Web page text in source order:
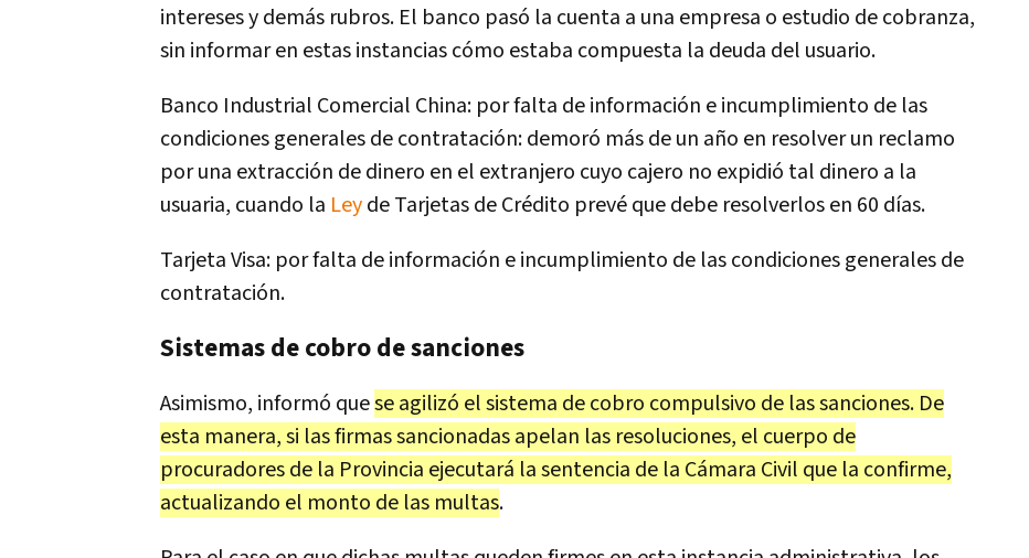
intereses y demás rubros. El banco pasó la cuenta a una empresa o estudio de cobranza,
sin informar en estas instancias cómo estaba compuesta la deuda del usuario.
Banco Industrial Comercial China: por falta de información e incumplimiento de las
condiciones generales de contratación: demoró más de un año en resolver un reclamo
por una extracción de dinero en el extranjero cuyo cajero no expidió tal dinero a la
usuaria, cuando la Leyde Tarjetas de Crédito prevé que debe resolverlos en 60 días.
Tarjeta Visa: por falta de información e incumplimiento de las condiciones generales de
contratación.
Sistemas de cobro de sanciones
Asimismo, informó quese agilizó el sistema de cobro compulsivo de las sanciones. De
esta manera, si las firmas sancionadas apelan las resoluciones, el cuerpo de
procuradores de la Provincia ejecutará la sentencia de la Cámara Civil que la confirme,
actualizando el monto de las multas.